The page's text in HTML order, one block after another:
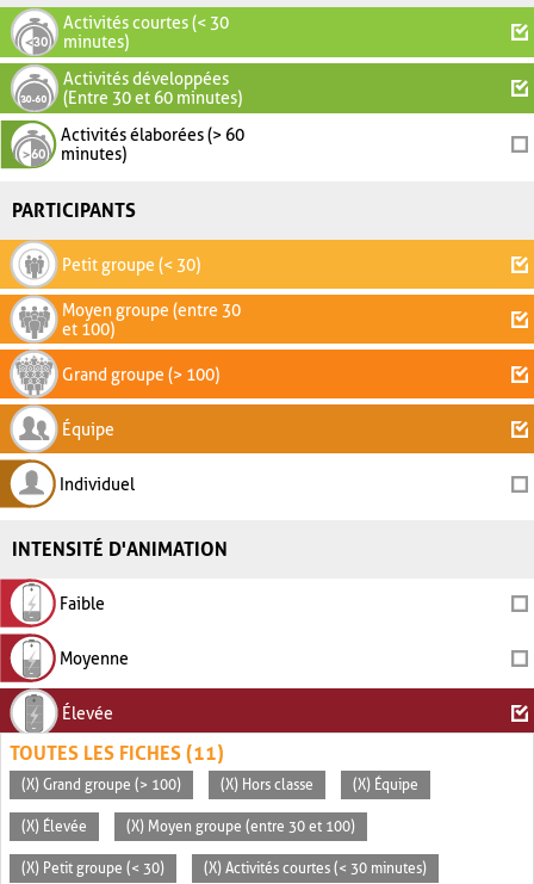
Activités courtes (< 30
minutes)
Activités développées
(Entre 30 et 60 minutes)
Activités élaborées (> 60
minutes)
PARTICIPANTS
Petit groupe (< 30)
Moyen groupe (entre 30
et 100)
Grand groupe (> 100)
Équipe
Individuel
INTENSITÉ D'ANIMATION
Faible
Moyenne
Élevée
TOUTES LES FICHES (11)
(X) Grand groupe (> 100) (X) Hors classe (X) Équipe
(X) Élevée (X) Moyen groupe (entre 30 et 100)
(X) Petit groupe (< 30) (X) Activités courtes (< 30 minutes)